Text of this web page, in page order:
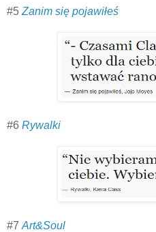
#5 Zanim się pojawiłeś
#6 Rywalki
#7 Art&Soul